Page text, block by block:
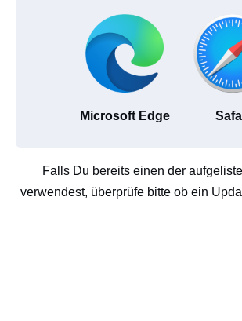
Microsoft Edge
Falls Du bereits einen der
verwendest, überprüfe bitte ob ein